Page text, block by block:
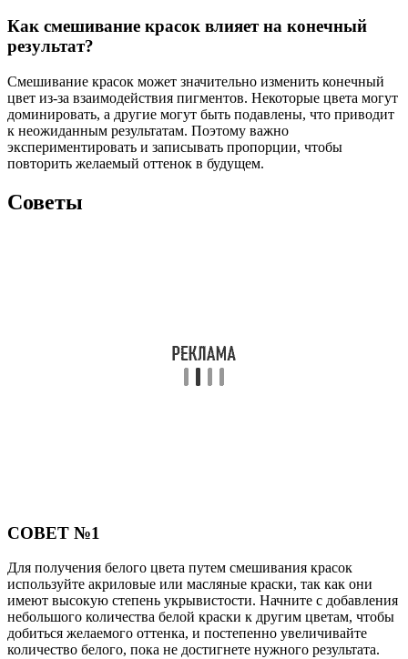
Как смешивание красок влияет на конечный
результат?
Смешивание красок может значительно изменить конечный
цвет из-за взаимодействия пигментов. Некоторые цвета могут
доминировать, а другие могут быть подавлены, что приводит
к неожиданным результатам. Поэтому важно
экспериментировать и записывать пропорции, чтобы
повторить желаемый оттенок в будущем.
Советы
СОВЕТ №1
Для получения белого цвета путем смешивания красок
используйте акриловые или масляные краски, так как они
имеют высокую степень укрывистости. Начните с добавления
небольшого количества белой краски к другим цветам, чтобы
добиться желаемого оттенка, и постепенно увеличивайте
количество белого, пока не достигнете нужного результата.